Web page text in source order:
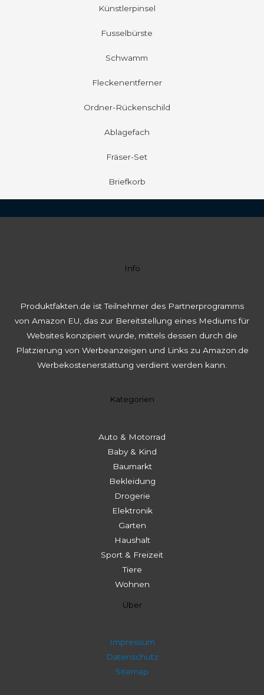
Künstlerpinsel
Fusselbürste
Schwamm
Fleckenentferner
Ordner-Rückenschild
Ablagefach
Fräser-Set
Briefkorb
Info
Produktfakten.de ist Teilnehmer des Partnerprogramms
von Amazon EU, das zur Bereitstellung eines Mediums für
Websites konzipiert wurde, mittels dessen durch die
Platzierung von Werbeanzeigen und Links zu Amazon.de
Werbekostenerstattung verdient werden kann.
Kategorien
Auto & Motorrad
Baby & Kind
Baumarkt
Bekleidung
Drogerie
Elektronik
Garten
Haushalt
Sport & Freizeit
Tiere
Wohnen
Über
Impressum
Datenschutz
Sitemap